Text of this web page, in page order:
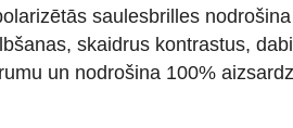
saulesbrilles
skaidrus kontrastus,
un nodrošina 100%